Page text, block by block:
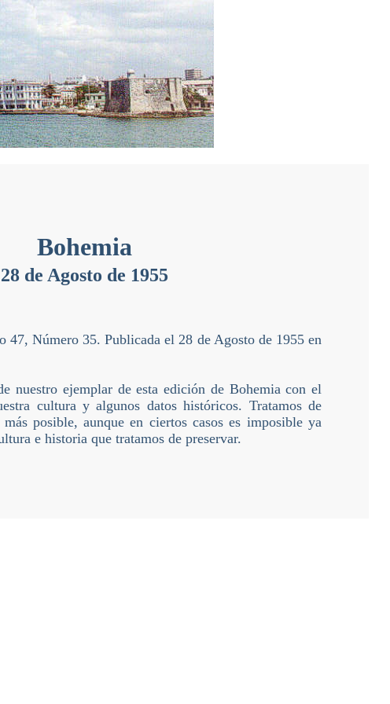
Bohemia
28 de Agosto de 1955
47, Número 35. Publicada el 28 de Agosto de 1955 en
nuestro ejemplar de esta edición de Bohemia con el
cultura y algunos datos históricos. Tratamos de
posible, aunque en ciertos casos es imposible ya
e historia que tratamos de preservar.